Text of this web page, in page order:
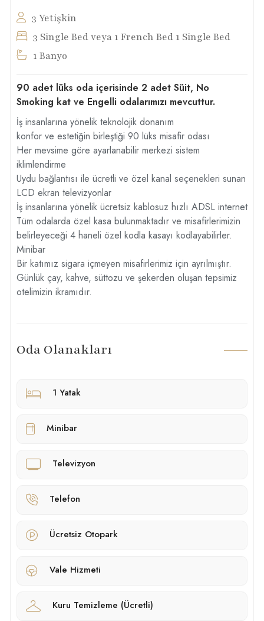
3 Yetişkin
3 Single Bed veya 1 French Bed 1 Single Bed
1 Banyo
90 adet lüks oda içerisinde 2 adet Süit, No
Smoking kat ve Engelli odalarımızı mevcuttur.
İş insanlarına yönelik teknolojik donanım
konfor ve estetiğin birleştiği 90 lüks misafir odası
Her mevsime göre ayarlanabilir merkezi sistem
iklimlendirme
Uydu bağlantısı ile ücretli ve özel kanal seçenekleri sunan
LCD ekran televizyonlar
İş insanlarına yönelik ücretsiz kablosuz hızlı ADSL internet
Tüm odalarda özel kasa bulunmaktadır ve misafirlerimizin
belirleyeceği 4 haneli özel kodla kasayı kodlayabilirler.
Minibar
Bir katımız sigara içmeyen misafirlerimiz için ayrılmıştır.
Günlük çay, kahve, süttozu ve şekerden oluşan tepsimiz
otelimizin ikramıdır.
Oda Olanakları
1 Yatak
Minibar
Televizyon
Telefon
Ücretsiz Otopark
Vale Hizmeti
Kuru Temizleme (Ücretli)